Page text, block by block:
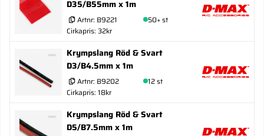
D35/B55mm x 1m
Artnr: B9221
50+ st
Cirkapris: 32kr
Krympslang Röd & Svart
D3/B4.5mm x 1m
Artnr: B9202
12 st
Cirkapris: 18kr
Krympslang Röd & Svart
D5/B7.5mm x 1m